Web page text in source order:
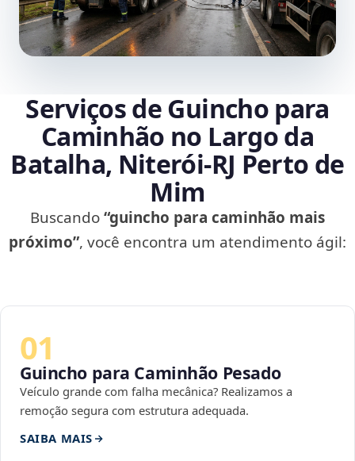
Serviços de Guincho para
Caminhão no Largo da
Batalha, Niterói‑RJ Perto de
Mim
Buscando“guincho para caminhão mais
próximo”, você encontra um atendimento ágil:
01
Guincho para Caminhão Pesado
Veículo grande com falha mecânica? Realizamos a
remoção segura com estrutura adequada.
SAIBA MAIS